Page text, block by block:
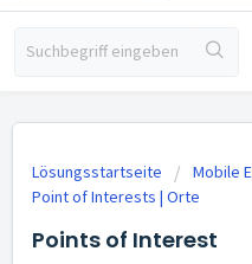
Lösungsstartseite Mobile
Point of Interests | Orte
Points of Interest